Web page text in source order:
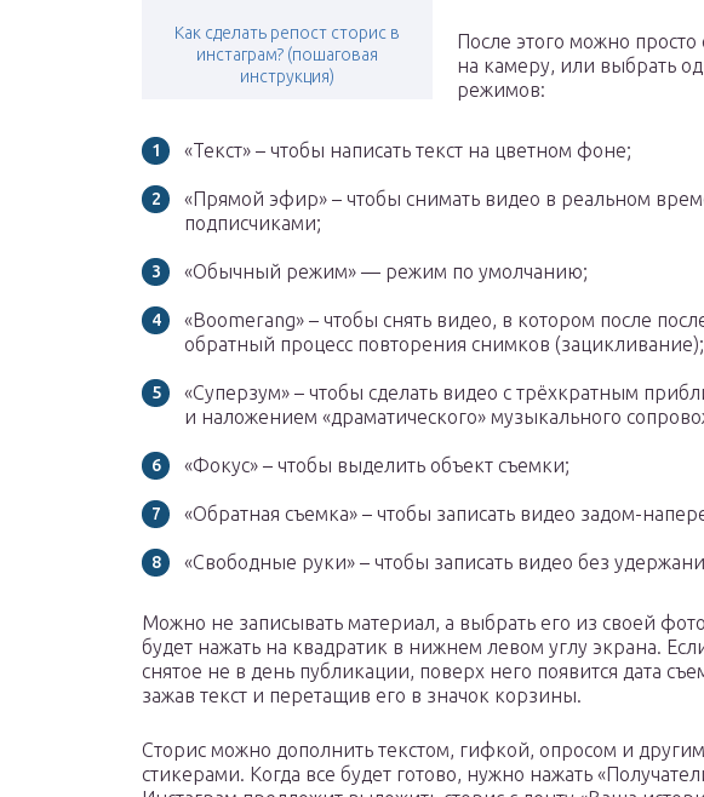
Как сделать репост сторис в
инстаграм? (пошаговая
инструкция)
После этого можно
на камеру, или выбрать
режимов:
«Текст» – чтобы написать текст на цветном фоне;
«Прямой эфир» – чтобы снимать видео в реальном
подписчиками;
«Обычный режим» — режим по умолчанию;
«Boomerang» – чтобы снять видео, в котором после
обратный процесс повторения снимков (зацикливание);
«Суперзум» – чтобы сделать видео с трёхкратным
и наложением «драматического» музыкального
«Фокус» – чтобы выделить объект съемки;
«Обратная съемка» – чтобы записать видео задом-
«Свободные руки» – чтобы записать видео без
Можно не записывать материал, а выбрать его из своей
будет нажать на квадратик в нижнем левом углу экрана.
снятое не в день публикации, поверх него появится дата
зажав текст и перетащив его в значок корзины.
Сторис можно дополнить текстом, гифкой, опросом и
стикерами. Когда все будет готово, нужно нажать